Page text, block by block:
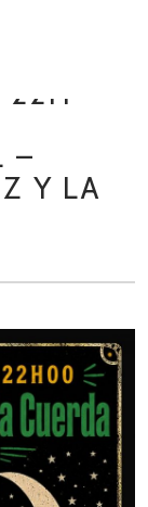
–
–
Y LA